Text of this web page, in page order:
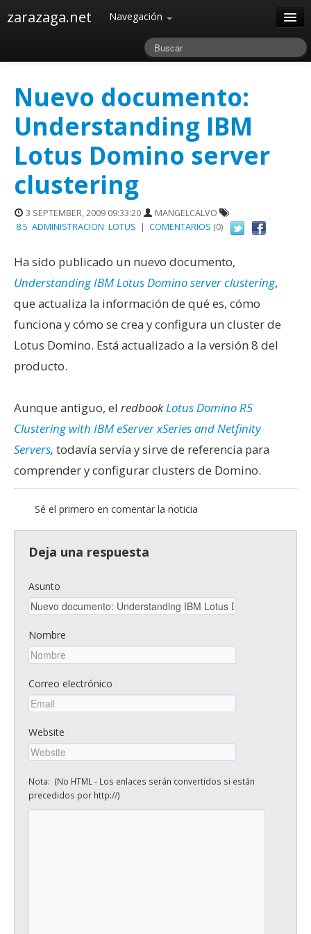
zarazaga.net Navegación
Archivos
Nuevo documento:
Understanding IBM
Lotus Domino server
clustering
3 SEPTEMBER, 2009 09:33:20
MANGELCALVO
8.5 ADMINISTRACION LOTUS | COMENTARIOS (0)
Ha sido publicado un nuevo documento,
Understanding IBM Lotus Domino server clustering,
que actualiza la información de qué es, cómo
funciona y cómo se crea y configura un cluster de
Lotus Domino. Está actualizado a la versión 8 del
producto.
Aunque antiguo, el redbookLotus Domino R5
Clustering with IBM eServer xSeries and Netfinity
Servers, todavía servía y sirve de referencia para
comprender y configurar clusters de Domino.
Sé el primero en comentar la noticia
Deja una respuesta
Asunto
Nombre
Correo electrónico
Website
Nota: (No HTML - Los enlaces serán convertidos si están
precedidos por http://)